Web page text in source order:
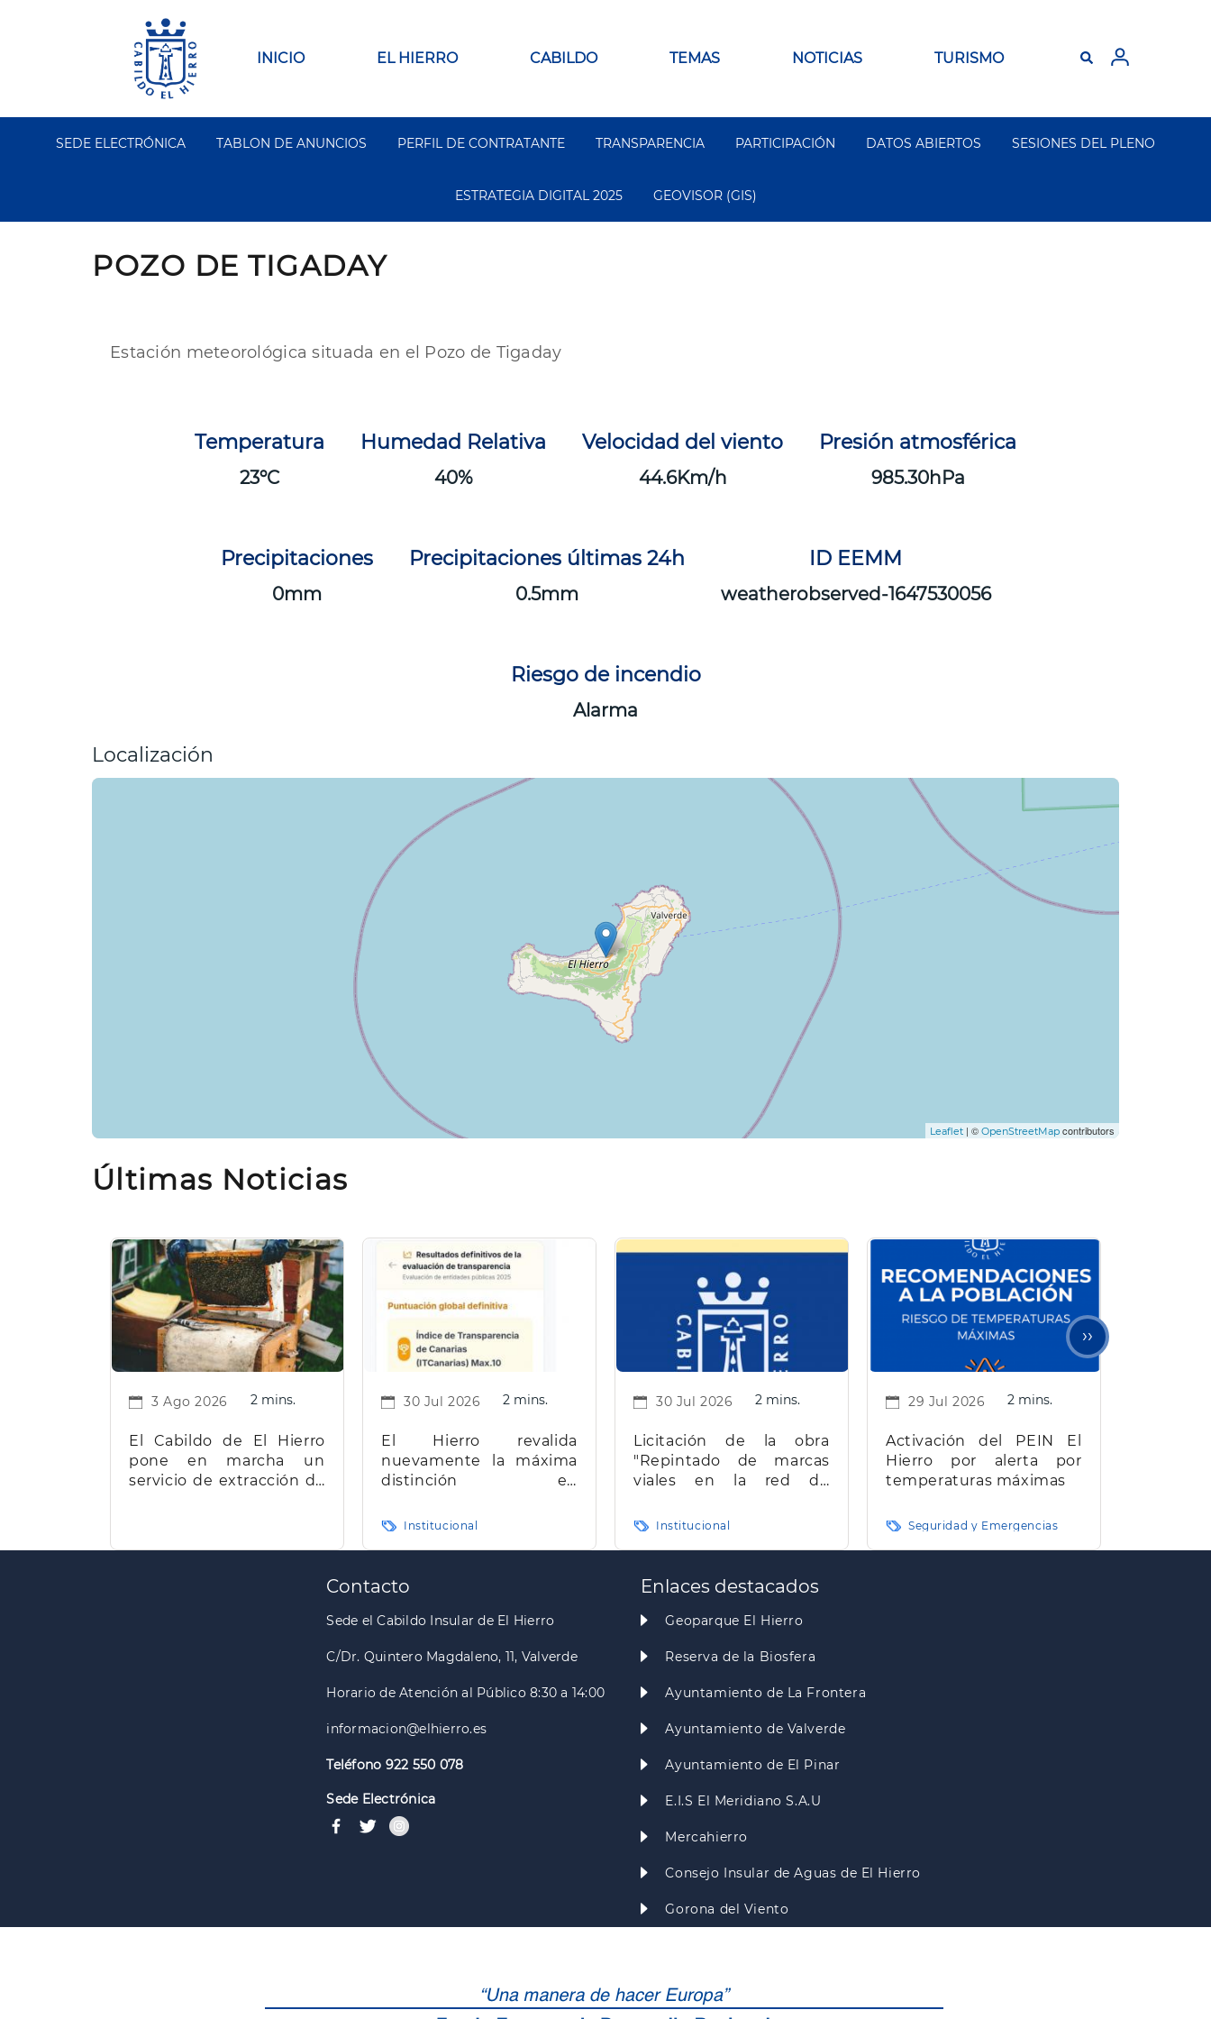
Main
INICIO EL HIERRO CABILDO TEMAS NOTICIAS TURISMO
Segundo
SEDE ELECTRÓNICA TABLON DE ANUNCIOS PERFIL DE CONTRATANTE TRANSPARENCIA PARTICIPACIÓN DATOS ABIERTOS SESIONES DEL PLENO
ESTRATEGIA DIGITAL 2025 GEOVISOR (GIS)
POZO DE TIGADAY
Estación meteorológica situada en el Pozo de Tigaday
Temperatura
23
Humedad Relativa
40
Velocidad del viento
44.6
Presión atmosférica
985.30
Precipitaciones
0
Precipitaciones últimas 24h
0.5
ID EEMM
weatherobserved-1647530056
Riesgo de incendio
Alarma
Localización
Leaflet | © OpenStreetMap contributors
Últimas Noticias
3 Ago 2026 2 mins.
El Cabildo de El Hierro
pone en marcha un
servicio de extracción de
30 Jul 2026 2 mins.
El Hierro revalida
nuevamente la máxima
distinción en
Canarias
Institucional
30 Jul 2026 2 mins.
Licitación de la obra
"Repintado de marcas
viales en la red de
Hierro"
Institucional
29 Jul 2026 2 mins.
Activación del PEIN El
Hierro por alerta por
temperaturas máximas
Seguridad y Emergencias
Paginación
Siguiente
página
››
Contacto
Sede el Cabildo Insular de El Hierro
C/Dr. Quintero Magdaleno, 11, Valverde
Horario de Atención al Público 8:30 a 14:00
informacion@elhierro.es
Teléfono 922 550 078
Sede Electrónica
Enlaces destacados
Geoparque El Hierro
Reserva de la Biosfera
Ayuntamiento de La Frontera
Ayuntamiento de Valverde
Ayuntamiento de El Pinar
E.I.S El Meridiano S.A.U
Mercahierro
Consejo Insular de Aguas de El Hierro
Gorona del Viento